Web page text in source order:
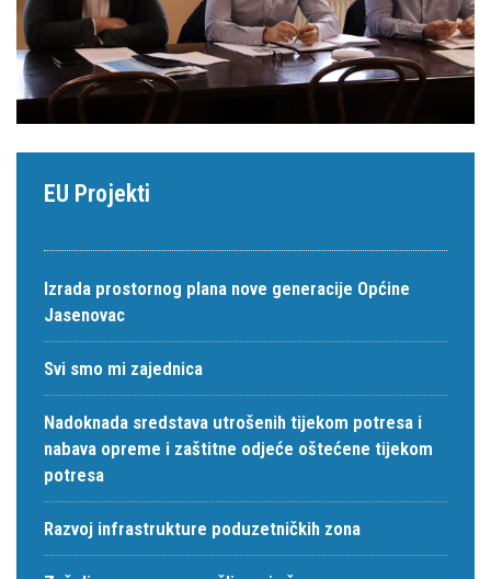
EU Projekti
Izrada prostornog plana nove generacije Općine
Jasenovac
Svi smo mi zajednica
Nadoknada sredstava utrošenih tijekom potresa i
nabava opreme i zaštitne odjeće oštećene tijekom
potresa
Razvoj infrastrukture poduzetničkih zona